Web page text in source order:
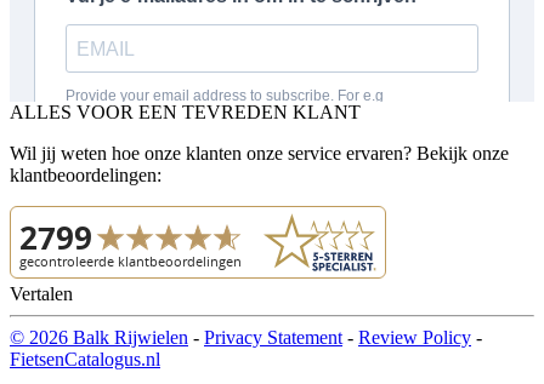
ALLES VOOR EEN TEVREDEN KLANT
Wil jij weten hoe onze klanten onze service ervaren? Bekijk onze
klantbeoordelingen:
Vertalen
© 2026 Balk Rijwielen - Privacy Statement - Review Policy -
FietsenCatalogus.nl